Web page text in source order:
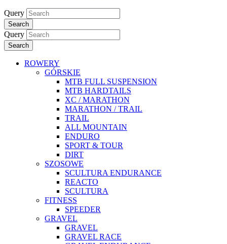
Query
Search
Query
Search
ROWERY
GÓRSKIE
MTB FULL SUSPENSION
MTB HARDTAILS
XC / MARATHON
MARATHON / TRAIL
TRAIL
ALL MOUNTAIN
ENDURO
SPORT & TOUR
DIRT
SZOSOWE
SCULTURA ENDURANCE
REACTO
SCULTURA
FITNESS
SPEEDER
GRAVEL
GRAVEL
GRAVEL RACE